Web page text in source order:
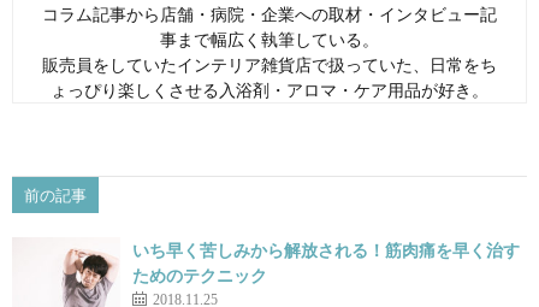
コラム記事から店舗・病院・企業への取材・インタビュー記
事まで幅広く執筆している。
販売員をしていたインテリア雑貨店で扱っていた、日常をち
ょっぴり楽しくさせる入浴剤・アロマ・ケア用品が好き。
前の記事
いち早く苦しみから解放される！筋肉痛を早く治す
ためのテクニック
2018.11.25